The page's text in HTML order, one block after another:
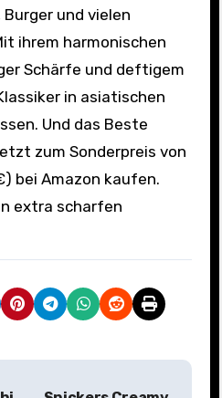
und vielen
ihrem harmonischen
Schärfe und deftigem
in asiatischen
Und das Beste
zum Sonderpreis von
bei Amazon kaufen.
extra scharfen